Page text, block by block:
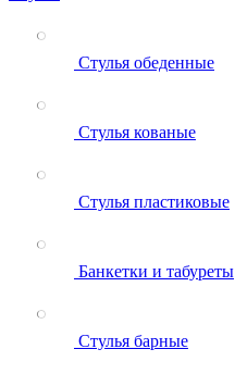
Стулья обеденные
Стулья кованые
Стулья пластиковые
Банкетки и табуреты
Стулья барные